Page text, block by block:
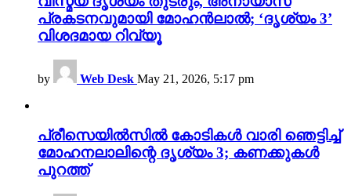
പ്രകടനവുമായി മോഹൻലാൽ; ‘ദൃശ്യം 3’
വിശദമായ റിവ്യൂ
by Web Desk May 21, 2026, 5:17 pm
പ്രീസെയിൽസിൽ കോടികൾ വാരി ഞെട്ടിച്ച്
മോഹനലാലിന്റെ ദൃശ്യം 3; കണക്കുകൾ
പുറത്ത്